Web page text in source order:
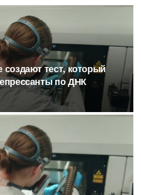
тест, который
по ДНК